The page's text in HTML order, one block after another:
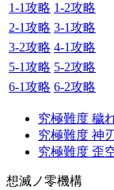
1-1攻略 1-2攻略
2-1攻略 3-1攻略
3-2攻略 4-1攻略
5-1攻略 5-2攻略
6-1攻略 6-2攻略
究極難度 穢
究極難度 神
究極難度 歪
想滅ノ零機構